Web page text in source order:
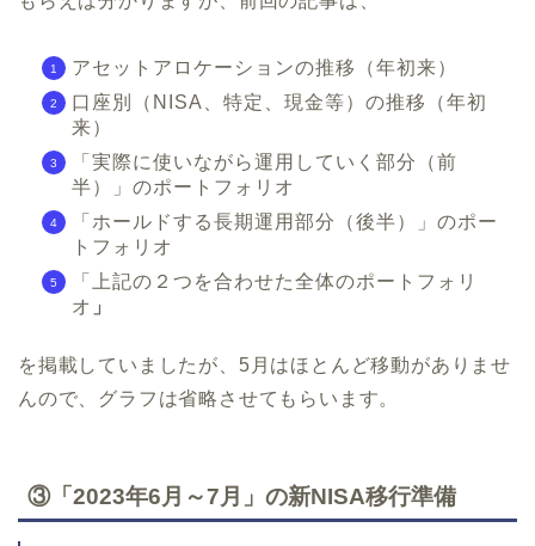
アセットアロケーションの推移（年初来）
口座別（NISA、特定、現金等）の推移（年初
来）
「実際に使いながら運用していく部分（前
半）」のポートフォリオ
「ホールドする長期運用部分（後半）」のポー
トフォリオ
「上記の２つを合わせた全体のポートフォリ
オ 」
を掲載していましたが、5月はほとんど移動がありませ
んので、グラフは省略させてもらいます。
③「2023年6月～7月」 の新NISA移行準備